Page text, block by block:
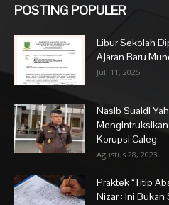
POSTING POPULER
Libur Sekolah
Ajaran Baru
Juli 11, 2025
Nasib Suaidi
Korupsi Caleg
Agustus 28, 2023
Praktek “Titip
Nizar : Ini Bukan